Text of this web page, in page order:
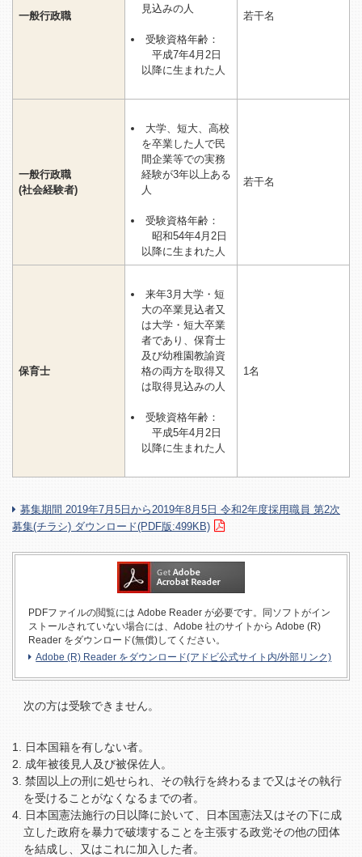
一般行政職
見込みの人
受験資格年齢：
平成7年4月2日
以降に生まれた人
若干名
一般行政職
(社会経験者)
大学、短大、高校
を卒業した人で民
間企業等での実務
経験が3年以上ある
人
受験資格年齢：
昭和54年4月2日
以降に生まれた人
若干名
保育士
来年3月大学・短
大の卒業見込者又
は大学・短大卒業
者であり、保育士
及び幼稚園教諭資
格の両方を取得又
は取得見込みの人
受験資格年齢：
平成5年4月2日
以降に生まれた人
1名
募集期間 2019年7月5日から2019年8月5日 令和2年度採用職員 第2次
募集(チラシ) ダウンロード(PDF版:499KB)
PDFファイルの閲覧には Adobe Reader が必要です。同ソフトがイン
ストールされていない場合には、Adobe 社のサイトから Adobe (R)
Reader をダウンロード(無償)してください。
Adobe (R) Reader をダウンロード(アドビ公式サイト内/外部リンク)
次の方は受験できません。
日本国籍を有しない者。
成年被後見人及び被保佐人。
禁固以上の刑に処せられ、その執行を終わるまで又はその執行
を受けることがなくなるまでの者。
日本国憲法施行の日以降に於いて、日本国憲法又はその下に成
立した政府を暴力で破壊することを主張する政党その他の団体
を結成し、又はこれに加入した者。